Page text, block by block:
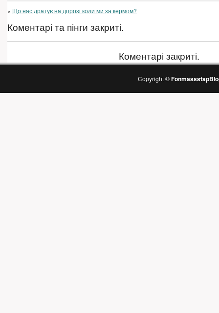
« Що нас дратує на дорозі коли ми за кермом?
Коментарі та пінги закриті.
Коментарі закриті.
Copyright ©